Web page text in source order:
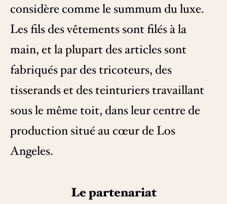
considère comme le summum du luxe.
Les fils des vêtements sont filés à la
main, et la plupart des articles sont
fabriqués par des tricoteurs, des
tisserands et des teinturiers travaillant
sous le même toit, dans leur centre de
production situé au cœur de Los
Angeles.
Le partenariat